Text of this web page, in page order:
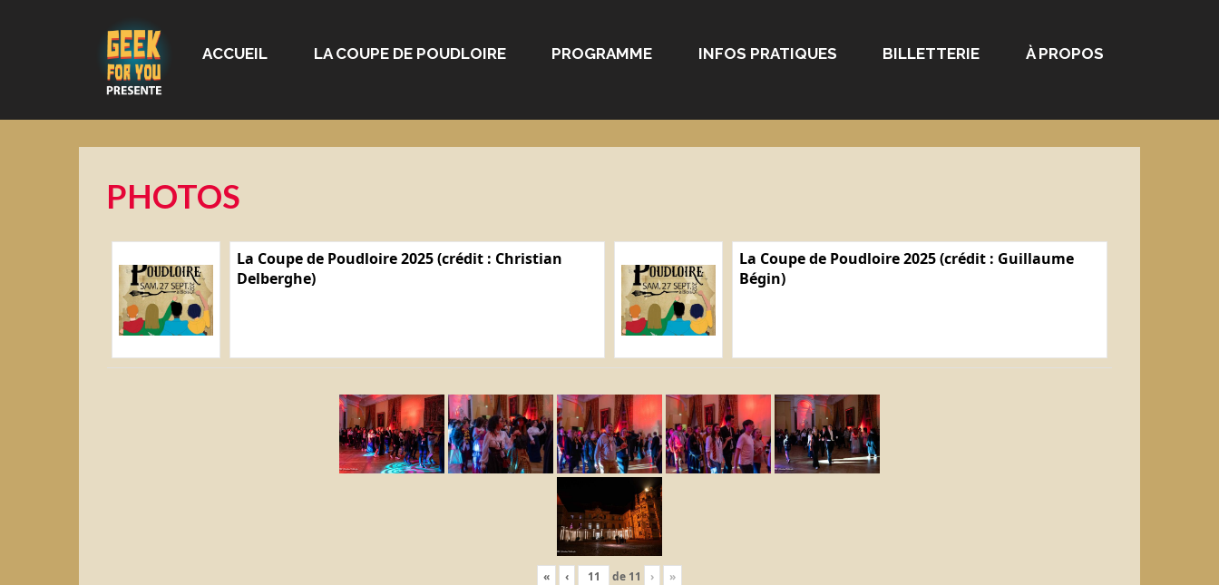
ACCUEIL LA COUPE DE POUDLOIRE PROGRAMME INFOS PRATIQUES BILLETTERIE À PROPOS
PHOTOS
La Coupe de Poudloire 2025 (crédit : Christian
Delberghe)
La Coupe de Poudloire 2025 (crédit : Guillaume
Bégin)
« ‹ de 11 › »